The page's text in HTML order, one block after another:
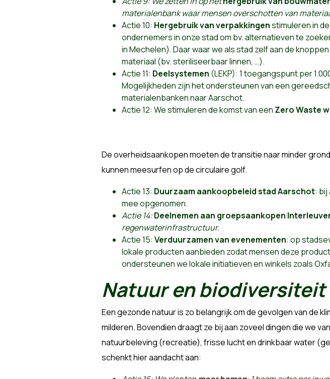
materialenbank waar mensen overschotten van
Actie 10: Hergebruik van verpakkingenstimuleren in
ondernemers in onze stad om bv. alternatieven te
in Mechelen). Daar waar we als stad zelf aan de
materiaal (bv. steriliseerbaar linnen, …).
Actie 11: Deelsystemen (LEKP): 1 toegangspunt per
Mogelijkheden zijn het ondersteunen van een
materialenbanken naar Aarschot.
Actie 12: We stimuleren de komst van een Zero Waste
De overheidsaankopen moeten de transitie naar minder
kunnen meesurfen op de circulaire golf.
Actie 13: Duurzaam aankoopbeleid stad Aarschot:
mee opgenomen.
Actie 14:Deelnemen aan groepsaankopen
regenwaterinfrastructuur.
Actie 15: Verduurzamen van evenementen: op
lokale producten aanbieden zodat mensen deze
ondersteunen we lokale initiatieven en winkels zoals
Natuur en biodiversiteit
Een gezonde natuur is zo belangrijk om de gevolgen van de
milderen. Bovendien draagt ze bij aan zoveel dingen die we
natuurbeleving (recreatie), frisse lucht en drinkbaar water
schenkt hier aandacht aan: